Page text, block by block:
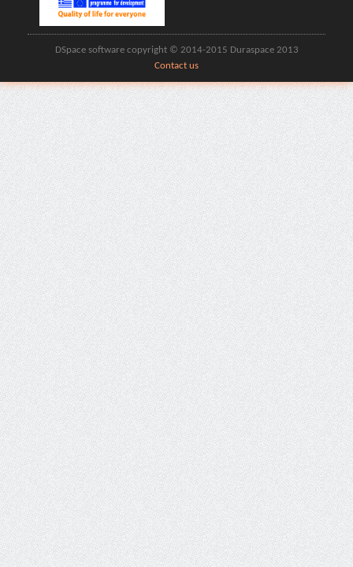
DSpace software copyright © 2014-2015 Duraspace 2013
Contact us